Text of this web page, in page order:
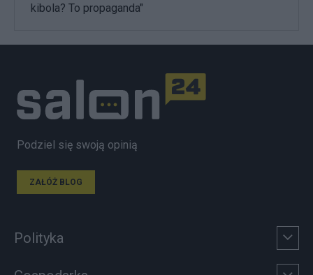
kibola? To propaganda"
Podziel się swoją opinią
ZAŁÓŻ BLOG
Polityka